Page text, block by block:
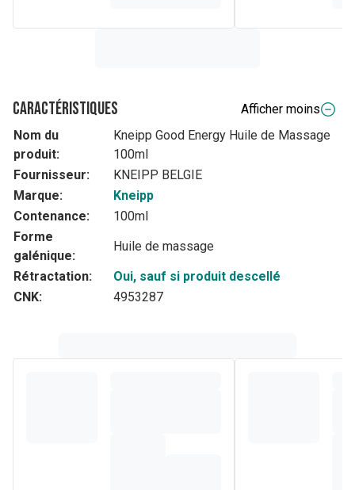
Caractéristiques
Afficher moins
Nom du
produit:
Kneipp Good Energy Huile de Massage
100ml
Fournisseur:
KNEIPP BELGIE
Marque:
Kneipp
Contenance:
100ml
Forme
galénique:
Huile de massage
Rétractation:
Oui, sauf si produit descellé
CNK:
4953287